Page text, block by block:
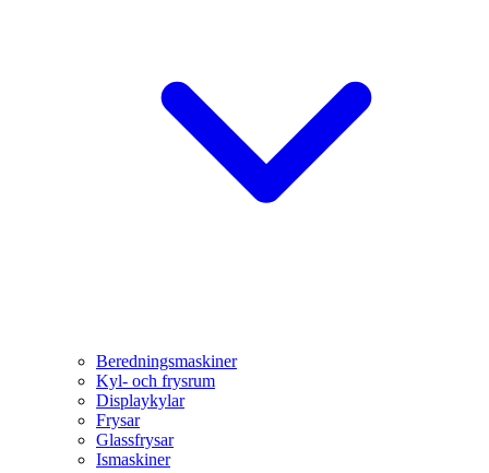
Beredningsmaskiner
Kyl- och frysrum
Displaykylar
Frysar
Glassfrysar
Ismaskiner